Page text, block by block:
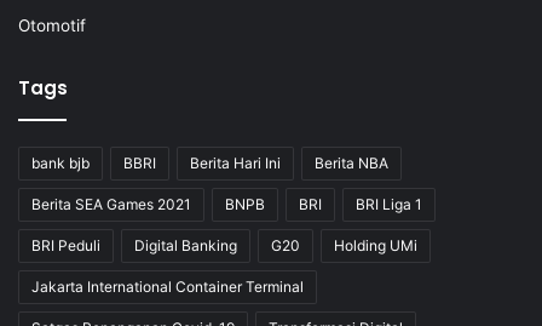
Otomotif
Tags
bank bjb BBRI Berita Hari Ini Berita NBA
Berita SEA Games 2021 BNPB BRI BRI Liga 1
BRI Peduli Digital Banking G20 Holding UMi
Jakarta International Container Terminal